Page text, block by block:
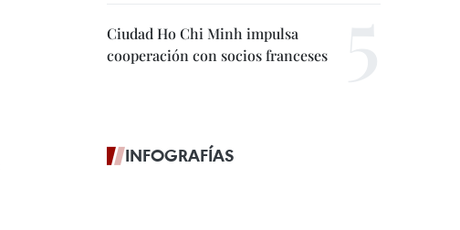
Ciudad Ho Chi Minh impulsa
cooperación con socios franceses
INFOGRAFÍAS